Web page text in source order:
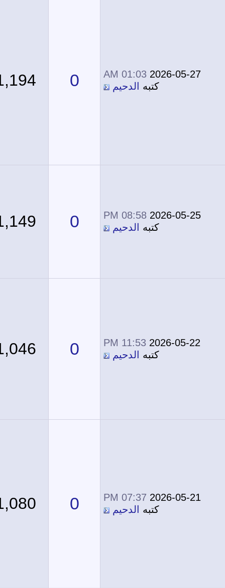
2026-05-27
01:03 AM
كتبهالدحيم 1,194
2026-05-25
08:58 PM
كتبهالدحيم 1,149
2026-05-22
11:53 PM
كتبهالدحيم 1,046
2026-05-21
07:37 PM
كتبهالدحيم 1,080